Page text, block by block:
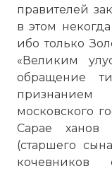
правителей
в этом
ибо только
«Великим
обращение
признанием
московского
Сарае
(старшего
кочевников